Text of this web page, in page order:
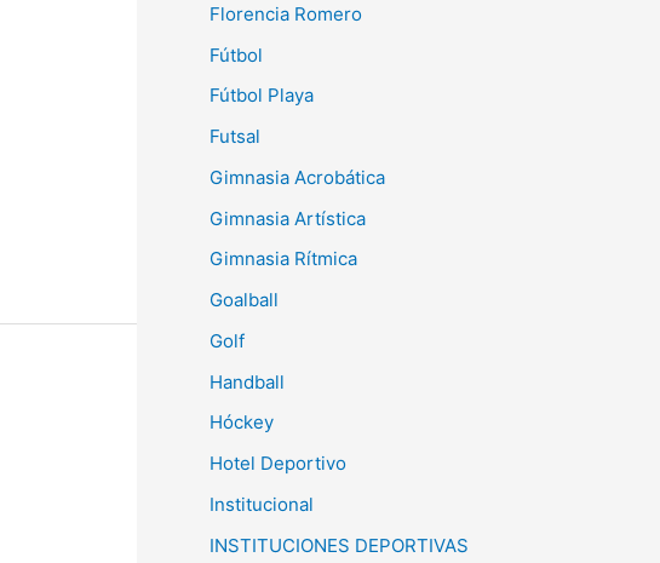
Florencia Romero
Fútbol
Fútbol Playa
Futsal
Gimnasia Acrobática
Gimnasia Artística
Gimnasia Rítmica
Goalball
Golf
Handball
Hóckey
Hotel Deportivo
Institucional
INSTITUCIONES DEPORTIVAS